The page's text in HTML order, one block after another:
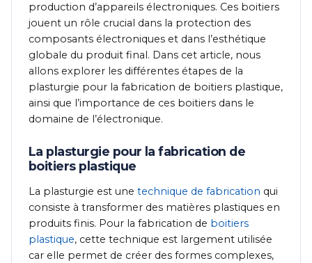
production d’appareils électroniques. Ces boitiers
jouent un rôle crucial dans la protection des
composants électroniques et dans l’esthétique
globale du produit final. Dans cet article, nous
allons explorer les différentes étapes de la
plasturgie pour la fabrication de boitiers plastique,
ainsi que l’importance de ces boitiers dans le
domaine de l’électronique.
La plasturgie pour la fabrication de
boitiers plastique
La plasturgie est une technique de fabrication qui
consiste à transformer des matières plastiques en
produits finis. Pour la fabrication de boitiers
plastique, cette technique est largement utilisée
car elle permet de créer des formes complexes,